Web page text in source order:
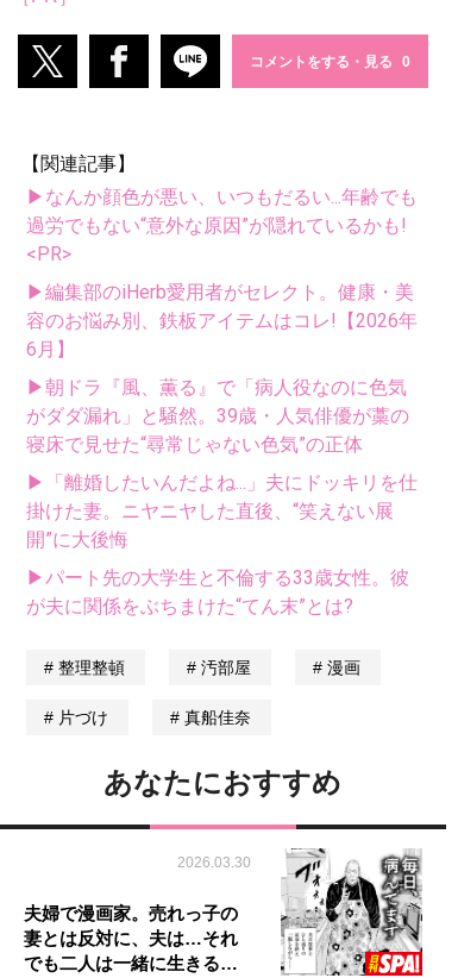
コメントをする・見る
【関連記事】
▶なんか顔色が悪い、いつもだるい...年齢でも
過労でもない“意外な原因”が隠れているかも!
<PR>
▶編集部のiHerb愛用者がセレクト。健康・美
容のお悩み別、鉄板アイテムはコレ!【2026年
6月】
▶朝ドラ『風、薫る』で「病人役なのに色気
がダダ漏れ」と騒然。39歳・人気俳優が藁の
寝床で見せた“尋常じゃない色気”の正体
▶「離婚したいんだよね...」夫にドッキリを仕
掛けた妻。ニヤニヤした直後、“笑えない展
開”に大後悔
▶パート先の大学生と不倫する33歳女性。彼
が夫に関係をぶちまけた“てん末”とは?
整理整頓 汚部屋 漫画
片づけ 真船佳奈
あなたにおすすめ
2026.03.30
夫婦で漫画家。売れっ子の
妻とは反対に、夫は…それ
でも二人は一緒に生きる…